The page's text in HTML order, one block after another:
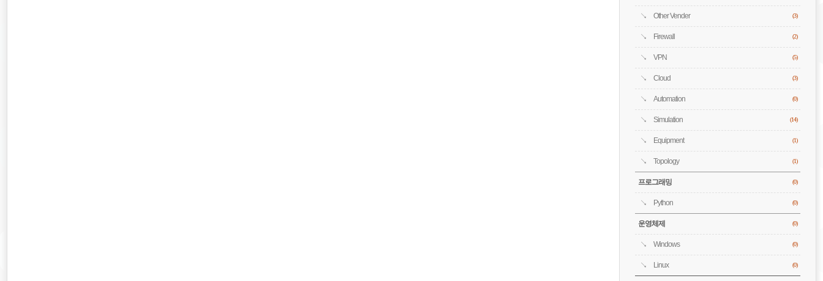
Other Vender (3)
Firewall (2)
VPN (5)
Cloud (3)
Automation (0)
Simulation (14)
Equipment (1)
Topology (1)
프로그래밍 (0)
Python (0)
운영체제 (0)
Windows (0)
Linux (0)